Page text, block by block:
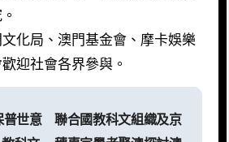
化局、澳門基金會、摩卡娛樂
迎社會各界參與。
普世意
聯合國教科文組織及京